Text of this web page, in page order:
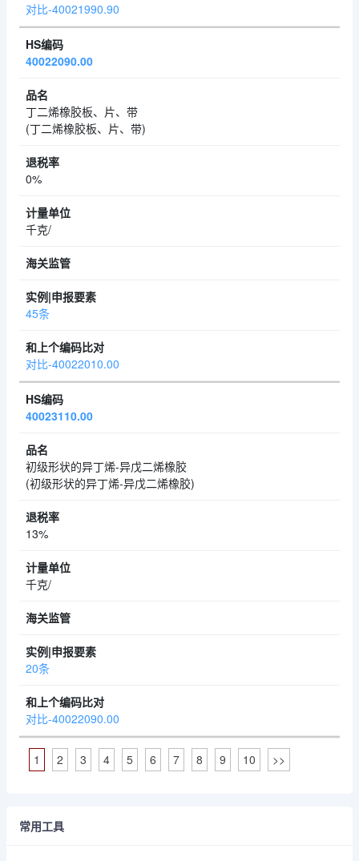
对比-40021990.90
40022090.00
丁二烯橡胶板、片、带
(丁二烯橡胶板、片、带)
0%
千克/
45条
对比-40022010.00
40023110.00
初级形状的异丁烯-异戊二烯橡胶
(初级形状的异丁烯-异戊二烯橡胶)
13%
千克/
20条
对比-40022090.00
1 2 3 4 5 6 7 8 9 10 >>
常用工具